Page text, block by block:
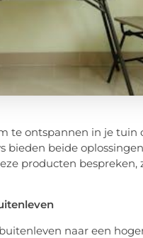
te ontspannen in je
bieden beide
producten bespreken,
naar een